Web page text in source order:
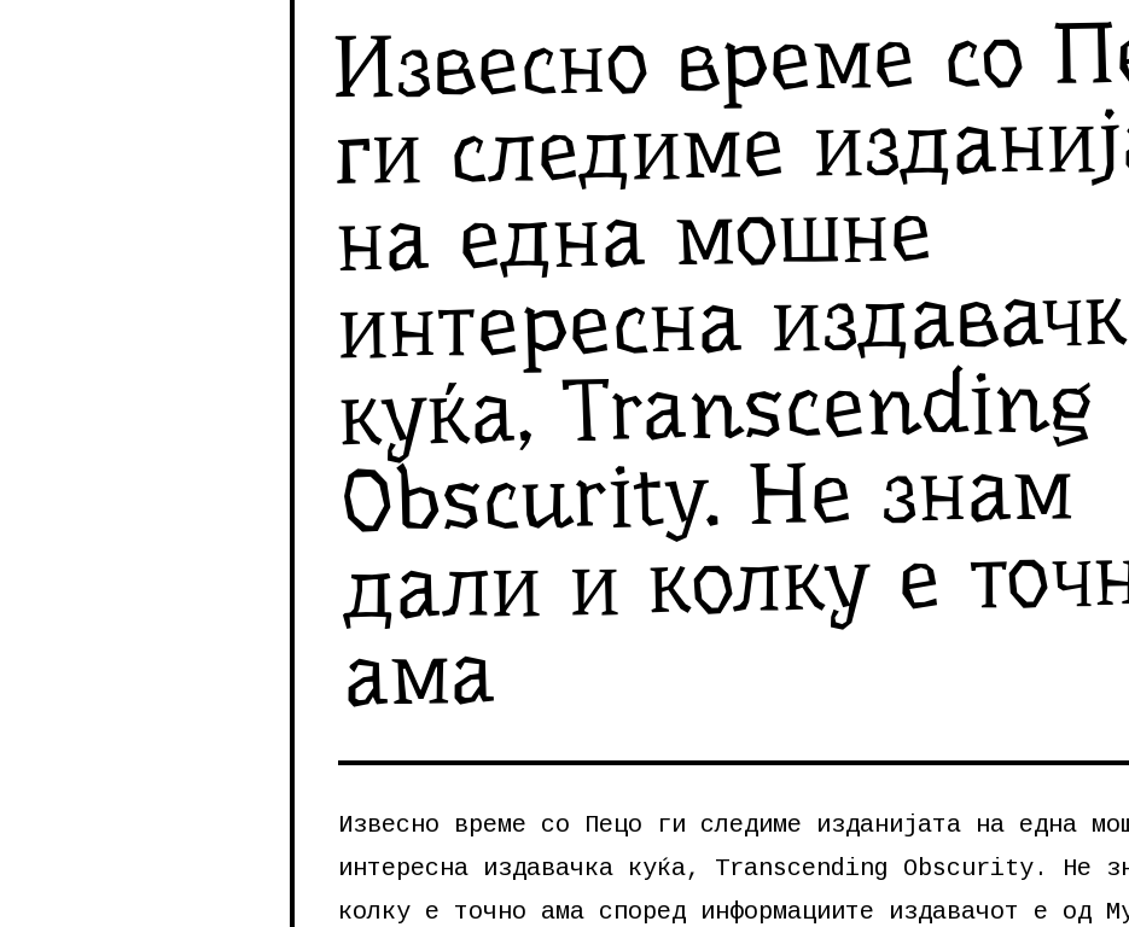
Извесно време со
ги следиме
на една мошне
интересна
куќа, Transcending
Obscurity. Не знам
дали и колку е
ама
Извесно време со Пецо ги следиме изданијата на една
интересна издавачка куќа, Transcending Obscurity. Не
колку е точно ама според информациите издавачот е од